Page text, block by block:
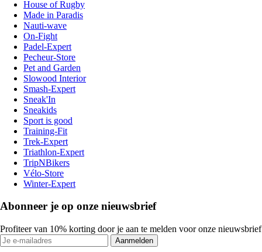
House of Rugby
Made in Paradis
Nauti-wave
On-Fight
Padel-Expert
Pecheur-Store
Pet and Garden
Slowood Interior
Smash-Expert
Sneak'In
Sneakids
Sport is good
Training-Fit
Trek-Expert
Triathlon-Expert
TripNBikers
Vélo-Store
Winter-Expert
Abonneer je op onze nieuwsbrief
Profiteer van 10% korting door je aan te melden voor onze nieuwsbrief
Aanmelden